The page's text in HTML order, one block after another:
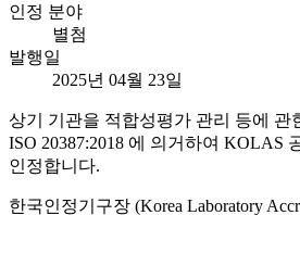
인정 분야
별첨
발행일
2025년 04월 23일
상기 기관을 적합성평가 관리 등에 관
ISO 20387:2018 에 의거하여 KOLAS
인정합니다.
한국인정기구장 (Korea Laboratory